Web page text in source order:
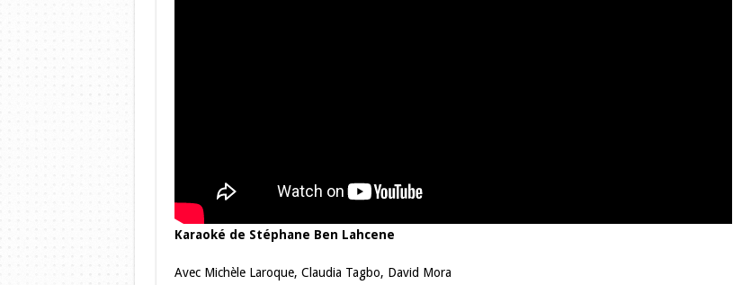
Karaoké de Stéphane Ben Lahcene
Avec Michèle Laroque, Claudia Tagbo, David Mora